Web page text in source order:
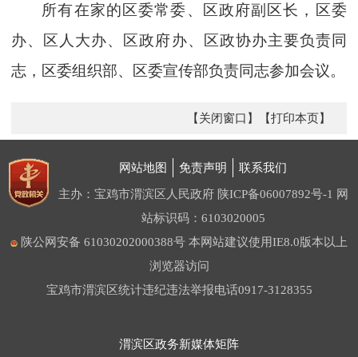
所有在家的区委常委、区政府副区长，区委
办、区人大办、区政府办、区政协办主要负责同
志，区委组织部、区委宣传部负责同志参加会议。
【打印本页】
【关闭窗口】
网站地图 免责声明 联系我们
主办：宝鸡市渭滨区人民政府 陕ICP备06007892号-1 网
站标识码：6103020005
陕公网安备 61030202000388号本网站建议使用IE8.0版本以上
浏览器访问
宝鸡市渭滨区统计违纪违法举报电话0917-3128355
渭滨区政务新媒体矩阵